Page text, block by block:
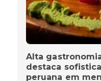
Alta
destaca
peruana em